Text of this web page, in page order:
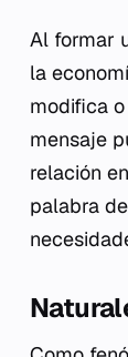
Al formar
la
modifica
mensaje
relación
palabra